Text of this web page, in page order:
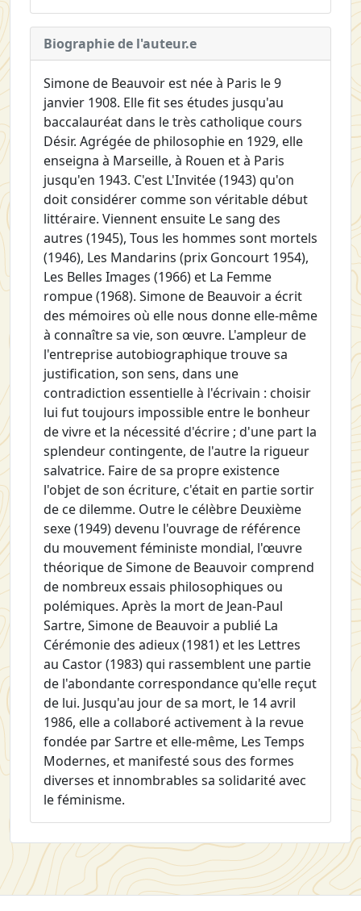
Biographie de l'auteur.e
Simone de Beauvoir est née à Paris le 9
janvier 1908. Elle fit ses études jusqu'au
baccalauréat dans le très catholique cours
Désir. Agrégée de philosophie en 1929, elle
enseigna à Marseille, à Rouen et à Paris
jusqu'en 1943. C'est L'Invitée(1943) qu'on
doit considérer comme son véritable début
littéraire. Viennent ensuite Le sang des
autres (1945), Tous les hommes sont mortels
(1946), Les Mandarins (prix Goncourt 1954),
Les Belles Images (1966) et La Femme
rompue(1968). Simone de Beauvoir a écrit
des mémoires où elle nous donne elle-même
à connaître sa vie, son œuvre. L'ampleur de
l'entreprise autobiographique trouve sa
justification, son sens, dans une
contradiction essentielle à l'écrivain : choisir
lui fut toujours impossible entre le bonheur
de vivre et la nécessité d'écrire ; d'une part la
splendeur contingente, de l'autre la rigueur
salvatrice. Faire de sa propre existence
l'objet de son écriture, c'était en partie sortir
de ce dilemme. Outre le célèbre Deuxième
sexe(1949) devenu l'ouvrage de référence
du mouvement féministe mondial, l'œuvre
théorique de Simone de Beauvoir comprend
de nombreux essais philosophiques ou
polémiques. Après la mort de Jean-Paul
Sartre, Simone de Beauvoir a publié La
Cérémonie des adieux(1981) et les Lettres
au Castor(1983) qui rassemblent une partie
de l'abondante correspondance qu'elle reçut
de lui. Jusqu'au jour de sa mort, le 14 avril
1986, elle a collaboré activement à la revue
fondée par Sartre et elle-même, Les Temps
Modernes, et manifesté sous des formes
diverses et innombrables sa solidarité avec
le féminisme.